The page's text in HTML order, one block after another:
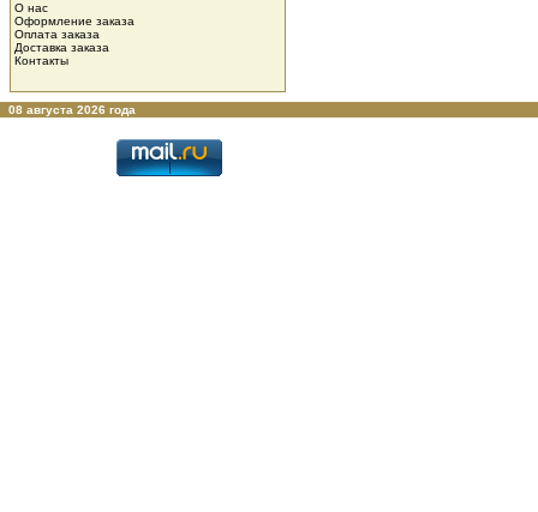
О нас
Оформление заказа
Оплата заказа
Доставка заказа
Контакты
08 августа 2026 года